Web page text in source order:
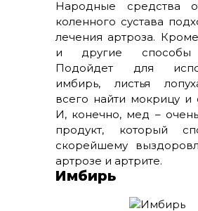
Народные средства
коленного сустава
лечения артроза.
и другие способы
Подойдет для
имбирь, листья
всего найти мокрицу и
И, конечно, мед –
продукт, который
скорейшему
артрозе и артрите.
Имбирь